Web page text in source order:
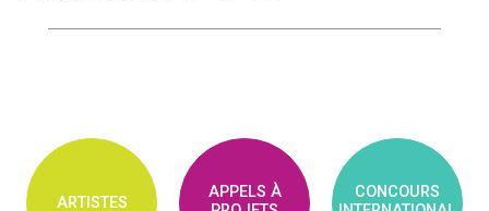
ARTISTES
APPELS À
CONCOURS